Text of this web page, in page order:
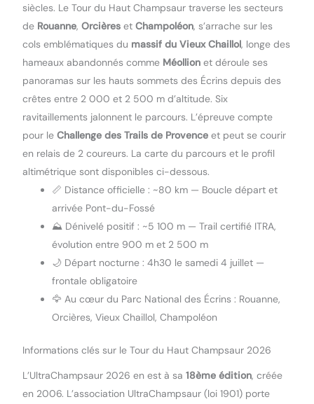
siècles. Le Tour du Haut Champsaur traverse les secteurs
de Rouanne, Orcièreset Champoléon, s’arrache sur les
cols emblématiques du massif du Vieux Chaillol, longe des
hameaux abandonnés comme Méollionet déroule ses
panoramas sur les hauts sommets des Écrins depuis des
crêtes entre 2 000 et 2 500 m d’altitude. Six
ravitaillements jalonnent le parcours. L’épreuve compte
pour le Challenge des Trails de Provenceet peut se courir
en relais de 2 coureurs. La carte du parcours et le profil
altimétrique sont disponibles ci-dessous.
📏 Distance officielle : ~80 km — Boucle départ et
arrivée Pont-du-Fossé
⛰️ Dénivelé positif : ~5 100 m — Trail certifié ITRA,
évolution entre 900 m et 2 500 m
🌙 Départ nocturne : 4h30 le samedi 4 juillet —
frontale obligatoire
🦅 Au cœur du Parc National des Écrins : Rouanne,
Orcières, Vieux Chaillol, Champoléon
Informations clés sur le Tour du Haut Champsaur 2026
L’UltraChampsaur 2026 en est à sa 18ème édition, créée
en 2006. L’association UltraChampsaur (loi 1901) porte